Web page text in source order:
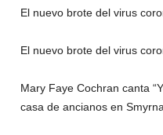
El nuevo brote del virus
El nuevo brote del virus
Mary Faye Cochran canta
casa de ancianos en